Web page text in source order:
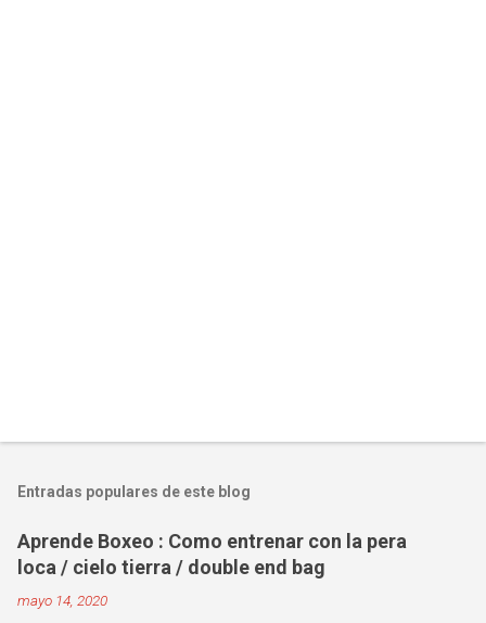
Entradas populares de este blog
Aprende Boxeo : Como entrenar con la pera
loca / cielo tierra / double end bag
mayo 14, 2020